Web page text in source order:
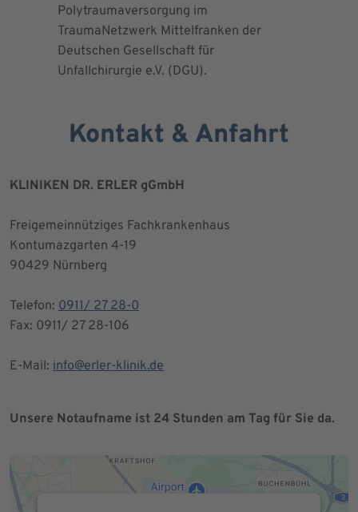
Polytraumaversorgung im
TraumaNetzwerk Mittelfranken der
Deutschen Gesellschaft für
Unfallchirurgie e.V. (DGU).
Kontakt & Anfahrt
KLINIKEN DR. ERLER gGmbH
Freigemeinnütziges Fachkrankenhaus
Kontumazgarten 4-19
90429 Nürnberg
Telefon: 0911/ 27 28-0
Fax: 0911/ 27 28-106
E-Mail: info@erler-klinik.de
Unsere Notaufname ist 24 Stunden am Tag für Sie da.